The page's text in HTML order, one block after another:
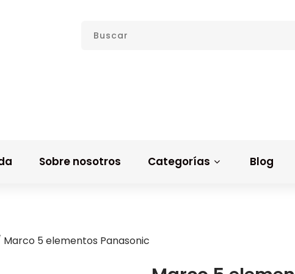
Sobre nosotros Categorías Blog
Marco 5 elementos Panasonic